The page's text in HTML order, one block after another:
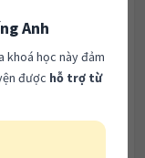
3
Anh
khoá học này đảm
được hỗ trợ từ